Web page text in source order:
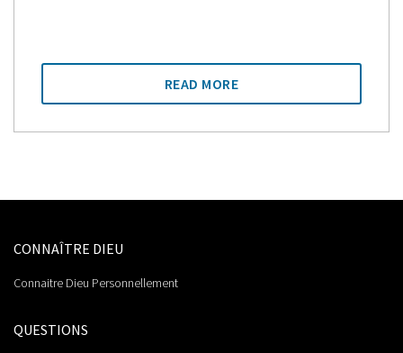
READ MORE
CONNAÎTRE DIEU
Connaitre Dieu Personnellement
QUESTIONS